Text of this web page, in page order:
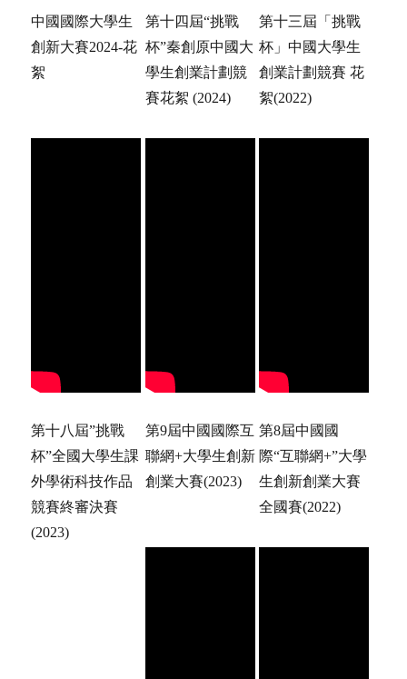
中國國際大學生
創新大賽2024-花
絮
第十四屆“挑戰
杯”秦創原中國大
學生創業計劃競
賽花絮 (2024)
第十三屆「挑戰
杯」中國大學生
創業計劃競賽 花
絮(2022)
第十八屆”挑戰
杯”全國大學生課
外學術科技作品
競賽終審決賽
(2023)
第9屆中國國際互
聯網+大學生創新
創業大賽(2023)
第8屆中國國
際“互聯網+”大學
生創新創業大賽
全國賽(2022)